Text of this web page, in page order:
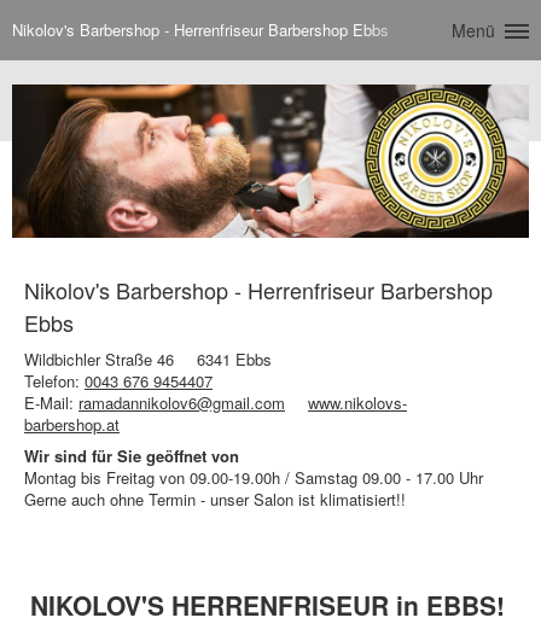
Nikolov's Barbershop - Herrenfriseur Barbershop Ebbs Menü
Nikolov's Barbershop - Herrenfriseur Barbershop
Ebbs
Wildbichler Straße 46
6341 Ebbs
Telefon: 0043 676 9454407
E-Mail: ramadannikolov6@gmail.com
www.nikolovs-
barbershop.at
Wir sind für Sie geöffnet von
Montag bis Freitag von 09.00-19.00h / Samstag 09.00 - 17.00 Uhr
Gerne auch ohne Termin - unser Salon ist klimatisiert!!
NIKOLOV'S HERRENFRISEUR in EBBS!